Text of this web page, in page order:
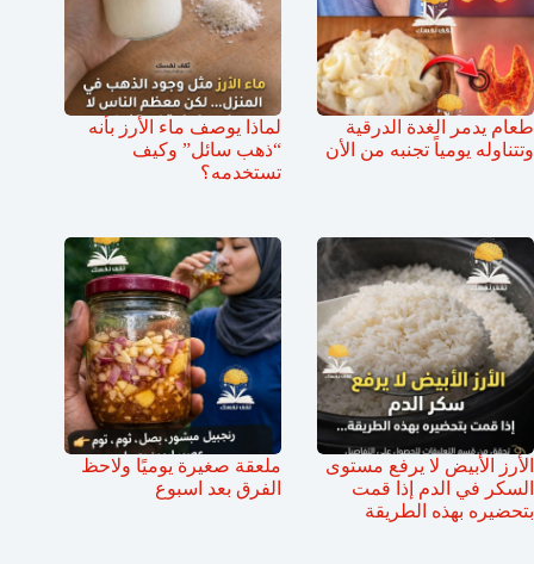
طعام يدمر الغدة الدرقية
وتتناوله يومياً تجنبه من الأن
لماذا يوصف ماء الأرز بأنه
“ذهب سائل” وكيف
تستخدمه؟
الأرز الأبيض لا يرفع مستوى
السكر في الدم إذا قمت
بتحضيره بهذه الطريقة
ملعقة صغيرة يوميًا ولاحظ
الفرق بعد اسبوع